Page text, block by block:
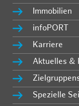
Immobilien
infoPORT
Karriere
Aktuelles &
Spezielle